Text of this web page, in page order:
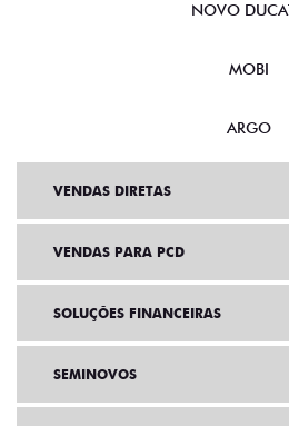
NOVO
MOBI
ARGO
VENDAS DIRETAS
VENDAS PARA PCD
SOLUÇÕES FINANCEIRAS
SEMINOVOS